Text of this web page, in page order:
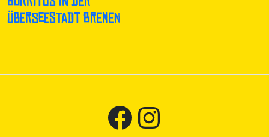
Überseestadt Bremen
Facebook Seite von mucha lucha Burritos
Instagram Seite von mucha lucha Burritos